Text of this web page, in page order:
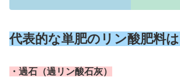
代表的な単肥のリン酸肥料
・過石（過リン酸石灰）